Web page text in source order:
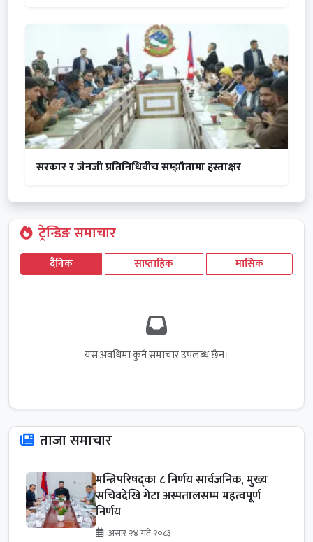
सरकार र जेनजी प्रतिनिधिबीच सम्झौतामा हस्ताक्षर
ट्रेन्डिङ समाचार
दैनिक साप्ताहिक मासिक
यस अवधिमा कुनै समाचार उपलब्ध छैन।
ताजा समाचार
मन्त्रिपरिषद्का ८ निर्णय सार्वजनिक, मुख्य
सचिवदेखि गेटा अस्पतालसम्म महत्वपूर्ण
निर्णय
असार २४ गते २०८३